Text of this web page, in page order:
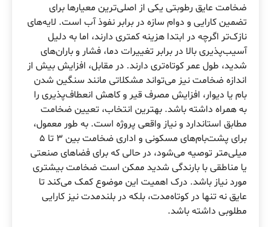
ضخامت عایق رطوبتی یکی از اصلی‌ترین معیارها برای
تضمین کارایی و دوام سازه در برابر نفوذ آب است. لایه‌های
نازک‌تر اگرچه در ابتدا هزینه کمتری دارند، اما به دلیل
آسیب‌پذیری بالا در برابر تغییرات دما، فشار و باران‌های
شدید، طول عمر کوتاه‌تری دارند. در مقابل، افزایش بیش از
اندازه ضخامت نیز می‌تواند مشکلاتی مانند سنگین شدن
بام یا دیوار، افزایش مصرف قیر و کاهش انعطاف‌پذیری را
به همراه داشته باشد. بهترین انتخاب، تعیین ضخامت
مطابق استاندارد و نیاز واقعی پروژه است. به طور معمول،
برای پشت‌بام‌های مسکونی و اداری ضخامت بین ۳ تا ۵
میلی‌متر توصیه می‌شود، در حالی که برای فضاهای صنعتی
یا مناطقی با بارندگی شدید ممکن است ضخامت بیشتری
مورد نیاز باشد. درک اهمیت این موضوع کمک می‌کند تا
عایق نه تنها در کوتاه‌مدت، بلکه در بلندمدت نیز کارایی
مطلوبی داشته باشد.